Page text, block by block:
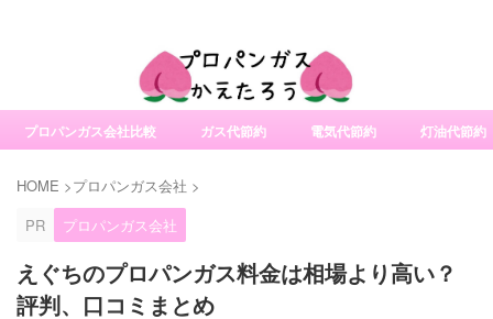
プロパンガス会社比較 ガス代節約 電気代節約 灯油代節約
HOME >プロパンガス会社 >
PR
プロパンガス会社
えぐちのプロパンガス料金は相場より高い？
評判、口コミまとめ